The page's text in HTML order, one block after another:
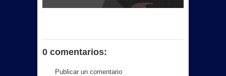
0 comentarios:
Publicar un comentario